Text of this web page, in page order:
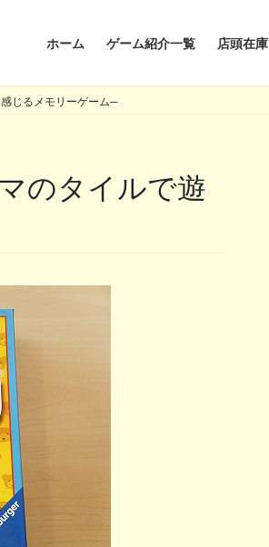
ホーム ゲーム紹介一覧 店頭在庫
じるメモリーゲーム─